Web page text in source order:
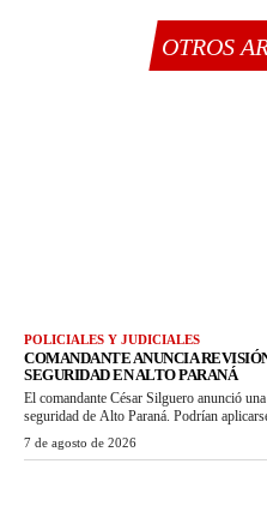
OTROS
POLICIALES Y JUDICIALES
COMANDANTE ANUNCIA
SEGURIDAD EN ALTO PARANÁ
El comandante César Silguero anunció
seguridad de Alto Paraná. Podrían
7 de agosto de 2026